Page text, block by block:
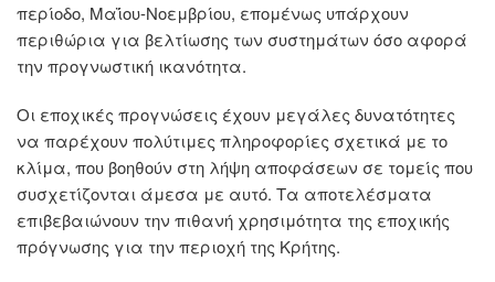
περίοδο, Μαΐου-Νοεμβρίου, επομένως υπάρχουν
περιθώρια για βελτίωσης των συστημάτων όσο αφορά
την προγνωστική ικανότητα.
Οι εποχικές προγνώσεις έχουν μεγάλες δυνατότητες
να παρέχουν πολύτιμες πληροφορίες σχετικά με το
κλίμα, που βοηθούν στη λήψη αποφάσεων σε τομείς που
συσχετίζονται άμεσα με αυτό. Τα αποτελέσματα
επιβεβαιώνουν την πιθανή χρησιμότητα της εποχικής
πρόγνωσης για την περιοχή της Κρήτης.